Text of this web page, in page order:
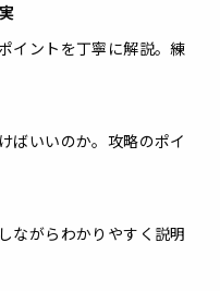
イントを丁寧に解説。練
ばいいのか。攻略のポイ
ながらわかりやすく説明